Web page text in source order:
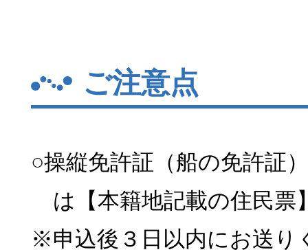
ご注意点
○操縦免許証（船の免許証
は【本籍地記載の住民票
※申込後３日以内にお送り